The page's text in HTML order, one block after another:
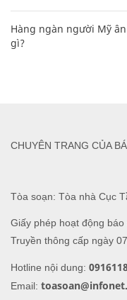
Hàng ngàn người Mỹ
gì?
Tòa soạn: Tòa nhà Cục
Giấy phép hoạt động
Truyền thông cấp ngày
Hotline nội dung:
Email:
CHUYÊN TRANG CỦA